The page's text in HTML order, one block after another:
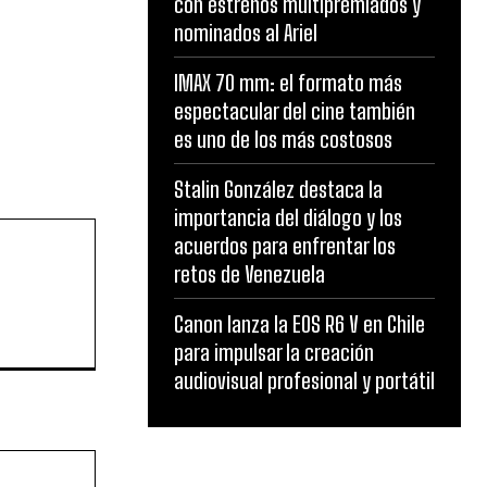
nominados al Ariel
IMAX 70 mm: el formato más
espectacular del cine también
es uno de los más costosos
Stalin González destaca la
importancia del diálogo y los
acuerdos para enfrentar los
retos de Venezuela
Canon lanza la EOS R6 V en Chile
para impulsar la creación
audiovisual profesional y portátil